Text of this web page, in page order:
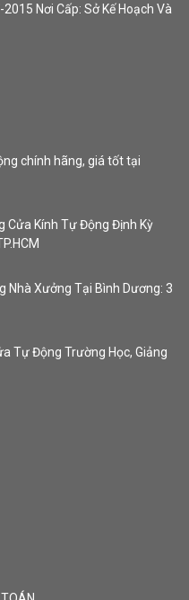
Nơi Cấp: Sở Kế Hoạch Và
chính hãng, giá tốt tại
Cửa Kính Tự Động Định Kỳ
Nhà Xưởng Tại Bình Dương: 3
Tự Động Trường Học, Giảng